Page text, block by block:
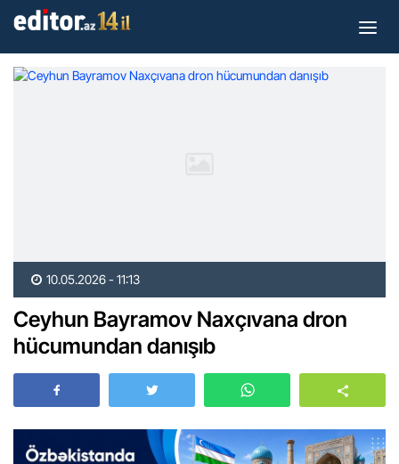
10.05.2026 - 11:13
Ceyhun Bayramov Naxçıvana dron
hücumundan danışıb